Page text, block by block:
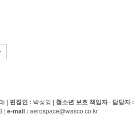
| 편집인 : 박성영 | 청소년 보호 책임자 · 담당자:
| e-mail : aerospace@wasco.co.kr